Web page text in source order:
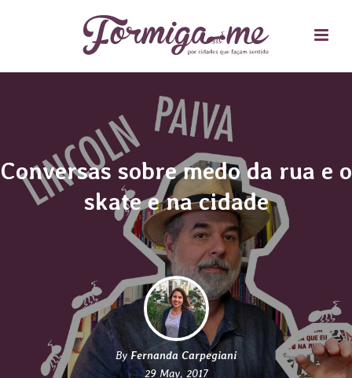
Conversas sobre medo da rua e o
skate e na cidade
ByFernanda Carpegiani
29 May, 2017